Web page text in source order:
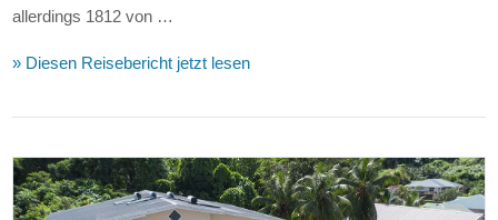
allerdings 1812 von …
» Diesen Reisebericht jetzt lesen